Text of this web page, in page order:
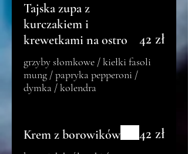
Tajska zupa z
kurczakiem i
krewetkami na ostro
grzyby słomkowe / kiełki fasoli
mung / papryka pepperoni /
dymka / kolendra
42 zł
Krem z borowików 42 zł